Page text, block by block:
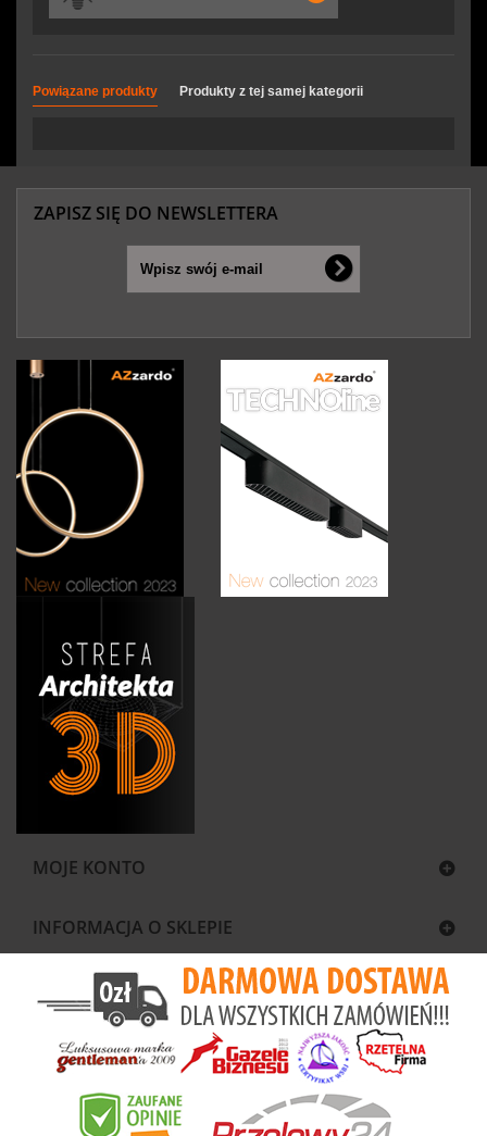
Powiązane produkty Produkty z tej samej kategorii
ZAPISZ SIĘ DO NEWSLETTERA
MOJE KONTO
INFORMACJA O SKLEPIE